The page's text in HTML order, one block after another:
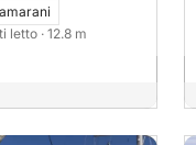
letto · 12.8 m